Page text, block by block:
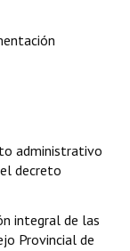
administrativo
decreto
integral de las
Provincial de